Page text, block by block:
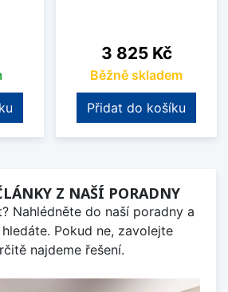
Cena
3 825 Kč
Běžně skladem
Přidat do košíku
Z NAŠÍ PORADNY
Nahlédněte do naší poradny a
Pokud ne, zavolejte
najdeme řešení.